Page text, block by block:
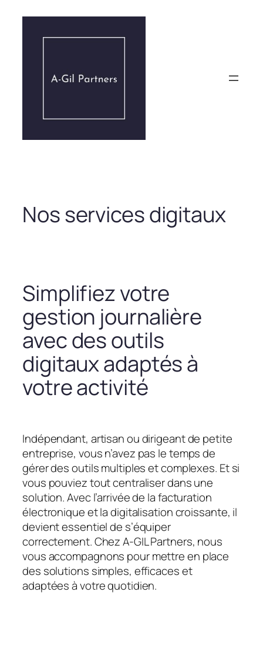
contenu
Nos services digitaux
Simplifiez votre
gestion journalière
avec des outils
digitaux adaptés à
votre activité
Indépendant, artisan ou dirigeant de petite
entreprise, vous n’avez pas le temps de
gérer des outils multiples et complexes. Et si
vous pouviez tout centraliser dans une
solution. Avec l’arrivée de la facturation
électronique et la digitalisation croissante, il
devient essentiel de s’équiper
correctement. Chez A-GIL Partners, nous
vous accompagnons pour mettre en place
des solutions simples, efficaces et
adaptées à votre quotidien.